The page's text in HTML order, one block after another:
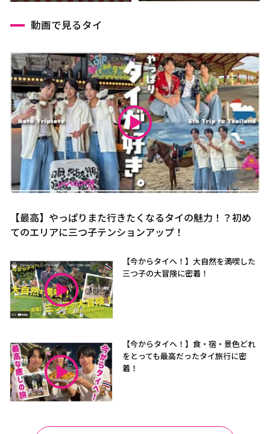
動画で見るタイ
【最高】やっぱりまた行きたくなるタイの魅力！？初め
てのエリアに三つ子テンションアップ！
【今からタイへ！】大自然を満喫した
三つ子の大冒険に密着！
【今からタイへ！】食・宿・景色どれ
をとっても最高だったタイ旅行に密
着！